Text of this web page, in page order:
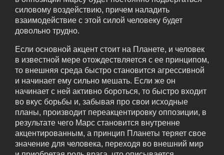
силовому воздействию, причем наладить
взаимодействие с этой силой человеку будет
довольно трудно.
Если основной акцент стоит на Планете, и человек
в известной мере отождествляется с ее принципом,
то внешняя среда быстро становится агрессивной
и начинает ему сильно мешать. Если же он
начинает с ней активно бороться, то быстро входит
во вкус борьбы и, забывая про свои исходные
планы, производит переакцентировку оппозиции, в
результате чего Марс становится внутренне
акцентированным, а принцип Планеты теряет свое
значение для человека, переходя во внешний мир